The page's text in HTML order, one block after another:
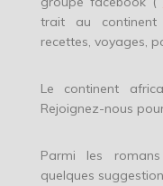
trait au continent
recettes, voyages,
Le continent
Rejoignez-nous
Parmi les
quelques